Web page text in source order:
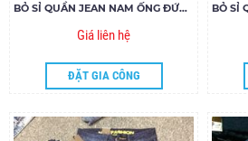
BỎ SỈ QUẦN JEAN NAM ỐNG ĐỨNG 1000060
Giá liên hệ
ĐẶT GIA CÔNG